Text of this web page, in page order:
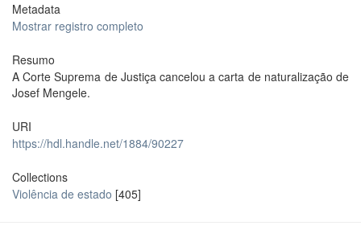
Metadata
Mostrar registro completo
Resumo
A Corte Suprema de Justiça cancelou a carta de naturalização de
Josef Mengele.
URI
https://hdl.handle.net/1884/90227
Collections
Violência de estado [405]